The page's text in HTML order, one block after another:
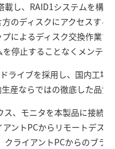
し、RAID1システムを構
のディスクにアクセスす
によるディスク交換作業で
停止することなくメンテナ
ライブを採用し、国内工場
産ならではの徹底した品質
、モニタを本製品に接続
ントPCからリモートデス
クライアントPCからのブラ